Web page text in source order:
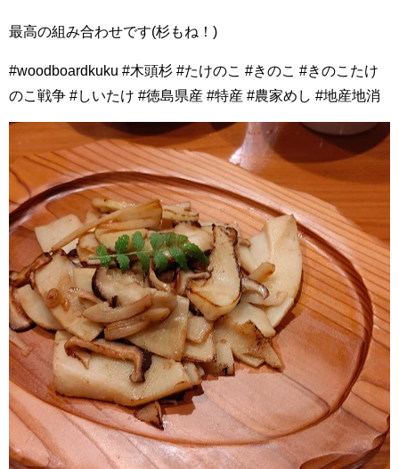
最高の組み合わせです(杉もね！)
#woodboardkuku #木頭杉 #たけのこ #きのこ #きのこたけ
のこ戦争 #しいたけ #徳島県産 #特産 #農家めし #地産地消